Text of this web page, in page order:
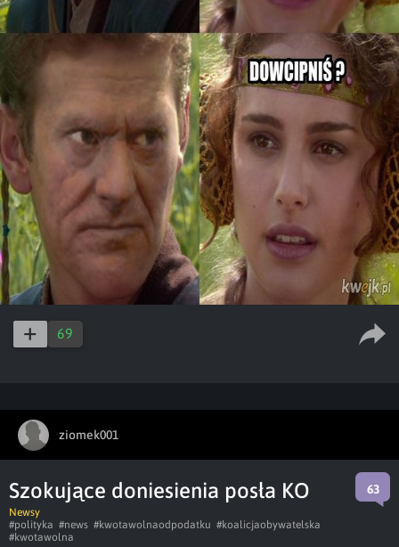
69
ziomek001
Szokujące doniesienia posła KO 63
Newsy
#polityka #news #kwotawolnaodpodatku #koalicjaobywatelska
#kwotawolna